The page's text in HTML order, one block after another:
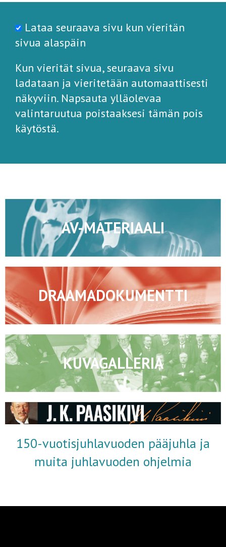
Lataa seuraava sivu kun vieritän
sivua alaspäin
Kun vierität sivua, seuraava sivu
ladataan ja vieritetään automaattisesti
näkyviin. Napsauta ylläolevaa
valintaruutua poistaaksesi tämän pois
käytöstä.
AV-MATERIAALI
DRAAMADOKUMENTTI
KUVAGALLERIA
150-vuotisjuhlavuoden pääjuhla ja
muita juhlavuoden ohjelmia